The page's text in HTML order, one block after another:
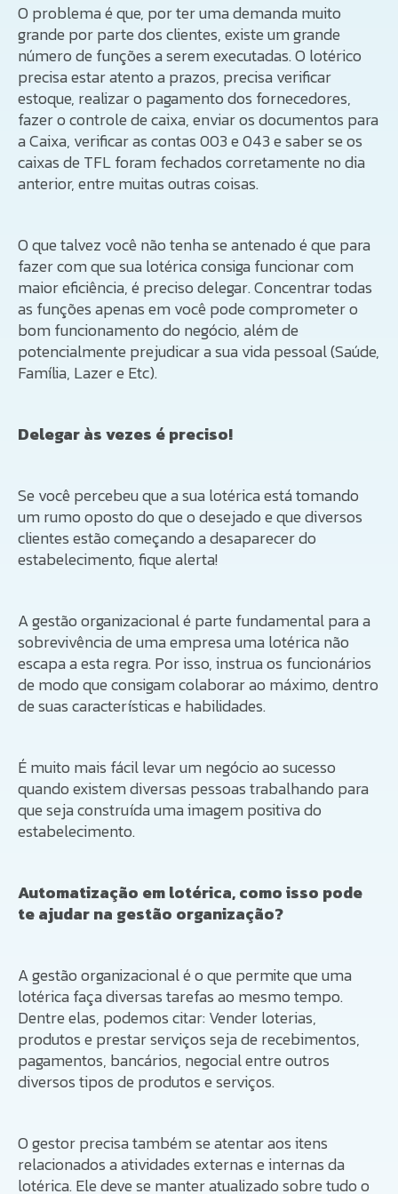
O problema é que, por ter uma demanda muito
grande por parte dos clientes, existe um grande
número de funções a serem executadas. O lotérico
precisa estar atento a prazos, precisa verificar
estoque, realizar o pagamento dos fornecedores,
fazer o controle de caixa, enviar os documentos para
a Caixa, verificar as contas 003 e 043 e saber se os
caixas de TFL foram fechados corretamente no dia
anterior, entre muitas outras coisas.
O que talvez você não tenha se antenado é que para
fazer com que sua lotérica consiga funcionar com
maior eficiência, é preciso delegar. Concentrar todas
as funções apenas em você pode comprometer o
bom funcionamento do negócio, além de
potencialmente prejudicar a sua vida pessoal (Saúde,
Família, Lazer e Etc).
Delegar às vezes é preciso!
Se você percebeu que a sua lotérica está tomando
um rumo oposto do que o desejado e que diversos
clientes estão começando a desaparecer do
estabelecimento, fique alerta!
A gestão organizacional é parte fundamental para a
sobrevivência de uma empresa uma lotérica não
escapa a esta regra. Por isso, instrua os funcionários
de modo que consigam colaborar ao máximo, dentro
de suas características e habilidades.
É muito mais fácil levar um negócio ao sucesso
quando existem diversas pessoas trabalhando para
que seja construída uma imagem positiva do
estabelecimento.
Automatização em lotérica, como isso pode
te ajudar na gestão organização?
A gestão organizacional é o que permite que uma
lotérica faça diversas tarefas ao mesmo tempo.
Dentre elas, podemos citar: Vender loterias,
produtos e prestar serviços seja de recebimentos,
pagamentos, bancários, negocial entre outros
diversos tipos de produtos e serviços.
O gestor precisa também se atentar aos itens
relacionados a atividades externas e internas da
lotérica. Ele deve se manter atualizado sobre tudo o